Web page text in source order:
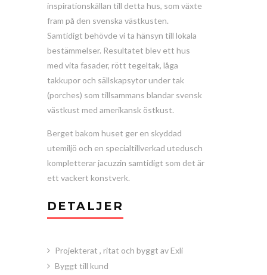
inspirationskällan till detta hus, som växte
fram på den svenska västkusten.
Samtidigt behövde vi ta hänsyn till lokala
bestämmelser. Resultatet blev ett hus
med vita fasader, rött tegeltak, låga
takkupor och sällskapsytor under tak
(porches) som tillsammans blandar svensk
västkust med amerikansk östkust.
Berget bakom huset ger en skyddad
utemiljö och en specialtillverkad utedusch
kompletterar jacuzzin samtidigt som det är
ett vackert konstverk.
DETALJER
Projekterat , ritat och byggt av Exli
Byggt till kund